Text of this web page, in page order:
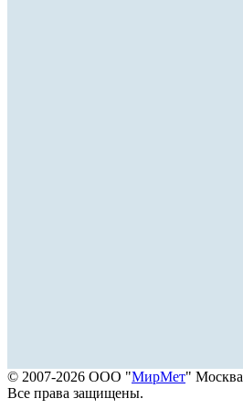
© 2007-2026 ООО "МирМет" Москва
Все права защищены.